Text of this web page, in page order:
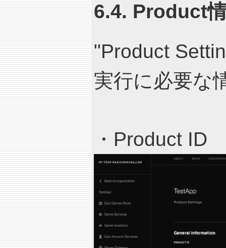
6.4. Product
"Product
実行に必要な
・Product ID